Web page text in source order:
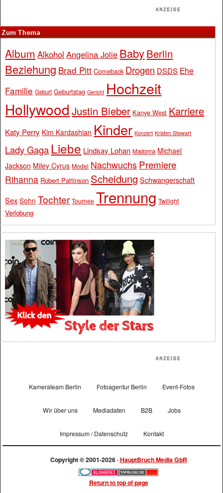
Zum Thema
Album Alkohol Angelina Jolie BabyBerlin
Beziehung Brad Pitt Comeback Drogen DSDS Ehe
Familie Geburt Geburtstag Gericht Hochzeit
Hollywood Justin Bieber Kanye West Karriere
Katy Perry Kim Kardashian Kinder Konzert Kristen Stewart
Lady Gaga Liebe Lindsay Lohan Madonna Michael
Jackson Miley Cyrus Model Nachwuchs Premiere
Rihanna Robert Pattinson Scheidung Schwangerschaft
Sex Sohn Tochter Tournee Trennung Twilight
Verlobung
Kamerateam Berlin Fotoagentur Berlin Event-Fotos
Wir über uns Mediadaten B2B Jobs
Impressum / Datenschutz Kontakt
Copyright © 2001-2026 ·HauptBruch Media GbR
Return to top of page